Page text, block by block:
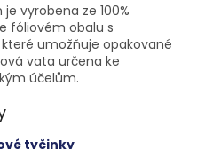
vyrobena ze 100%
fóliovém obalu s
umožňuje opakované
vata určena ke
účelům.
tyčinky